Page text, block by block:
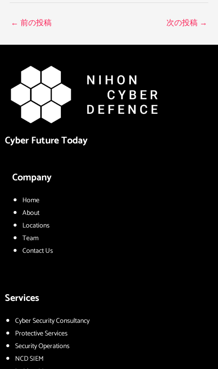
← 前の投稿 次の投稿 →
Cyber Future Today
Company
Home
About
Locations
Team
Contact Us
Services
Cyber Security Consultancy
Protective Services
Security Operations
NCD SIEM